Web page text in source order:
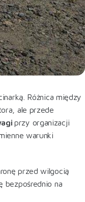
Różnica między
ale przede
przy organizacji
warunki
przed wilgocią
bezpośrednio na